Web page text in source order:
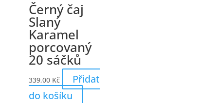
Černý čaj
Slaný
Karamel
porcovaný
20 sáčků
339,00 Kč
Přidat
do košíku